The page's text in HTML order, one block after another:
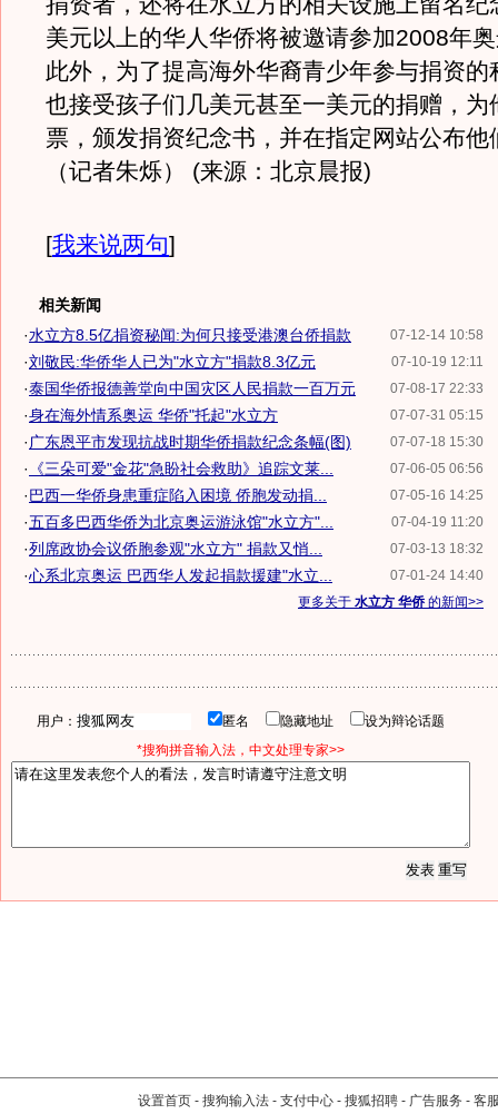
美元以上的华人华侨将被邀请参加2008年
此外，为了提高海外华裔青少年参与捐资的
也接受孩子们几美元甚至一美元的捐赠，为
票，颁发捐资纪念书，并在指定网站公布他
（记者朱烁） (来源：北京晨报)
[我来说两句]
相关新闻
07-12-14 10:58
·水立方8.5亿捐资秘闻:为何只接受港澳台侨捐款
07-10-19 12:11
·刘敬民:华侨华人已为"水立方"捐款8.3亿元
07-08-17 22:33
·泰国华侨报德善堂向中国灾区人民捐款一百万元
07-07-31 05:15
·身在海外情系奥运 华侨"托起"水立方
07-07-18 15:30
· 广东恩平市发现抗战时期华侨捐款纪念条幅(图)
07-06-05 06:56
· 《三朵可爱"金花"急盼社会救助》追踪文莱...
07-05-16 14:25
·巴西一华侨身患重症陷入困境 侨胞发动捐...
07-04-19 11:20
·五百多巴西华侨为北京奥运游泳馆"水立方"...
07-03-13 18:32
·列席政协会议侨胞参观"水立方" 捐款又悄...
07-01-24 14:40
·心系北京奥运 巴西华人发起捐款援建"水立...
更多关于 水立方 华侨 的新闻>>
用户： 匿名 隐藏地址
设为辩论话题
*搜狗拼音输入法，中文处理专家>>
设置首页 - 搜狗输入法 - 支付中心 - 搜狐招聘 - 广告服务 - 客